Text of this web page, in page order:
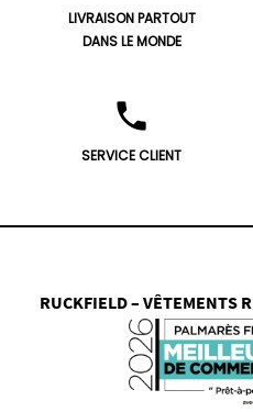
LIVRAISON PARTOUT
DANS LE MONDE
phone
SERVICE CLIENT
RUCKFIELD – VÊTEMENTS